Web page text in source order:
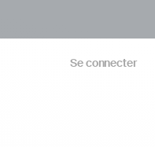
Se connecter